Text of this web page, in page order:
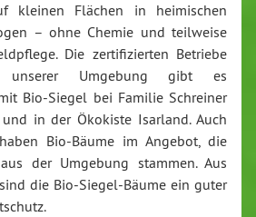
kleinen Flächen in heimischen
– ohne Chemie und teilweise
Die zertifizierten Betriebe
Umgebung gibt es
Bio-Siegel bei Familie Schreiner
in der Ökokiste Isarland. Auch
Bio-Bäume im Angebot, die
der Umgebung stammen. Aus
die Bio-Siegel-Bäume ein guter